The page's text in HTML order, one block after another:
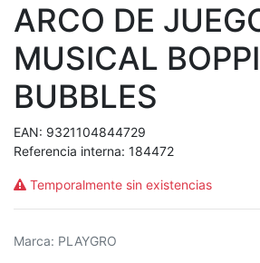
ARCO DE
MUSICAL
BUBBLES
EAN: 9321104844729
Referencia interna: 184472
Temporalmente sin existencias
Marca: PLAYGRO